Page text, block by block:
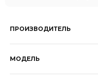
ПРОИЗВОДИТЕЛЬ
МОДЕЛЬ